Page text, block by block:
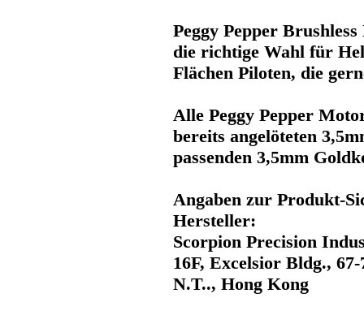
Peggy Pepper
die richtige Wahl für
Flächen Piloten, die
Alle Peggy Pepper
bereits angelöteten
passenden 3,5mm
Angaben zur Produkt-
Hersteller:
Scorpion Precision
16F, Excelsior Bldg.,
N.T.., Hong Kong